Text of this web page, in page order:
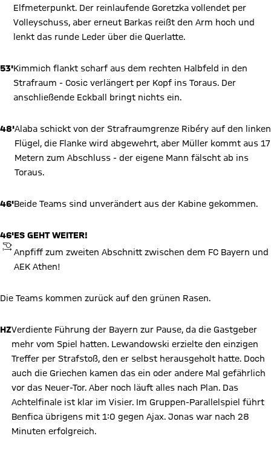
Elfmeterpunkt. Der reinlaufende Goretzka vollendet per
Volleyschuss, aber erneut Barkas reißt den Arm hoch und
lenkt das runde Leder über die Querlatte.
53'Kimmich flankt scharf aus dem rechten Halbfeld in den
Strafraum - Cosic verlängert per Kopf ins Toraus. Der
anschließende Eckball bringt nichts ein.
48'Alaba schickt von der Strafraumgrenze Ribéry auf den linken
Flügel, die Flanke wird abgewehrt, aber Müller kommt aus 17
Metern zum Abschluss - der eigene Mann fälscht ab ins
Toraus.
46'Beide Teams sind unverändert aus der Kabine gekommen.
46'
ANPFIFF
ES GEHT WEITER!
Anpfiff zum zweiten Abschnitt zwischen dem FC Bayern und
AEK Athen!
Die Teams kommen zurück auf den grünen Rasen.
HZVerdiente Führung der Bayern zur Pause, da die Gastgeber
mehr vom Spiel hatten. Lewandowski erzielte den einzigen
Treffer per Strafstoß, den er selbst herausgeholt hatte. Doch
auch die Griechen kamen das ein oder andere Mal gefährlich
vor das Neuer-Tor. Aber noch läuft alles nach Plan. Das
Achtelfinale ist klar im Visier. Im Gruppen-Parallelspiel führt
Benfica übrigens mit 1:0 gegen Ajax. Jonas war nach 28
Minuten erfolgreich.